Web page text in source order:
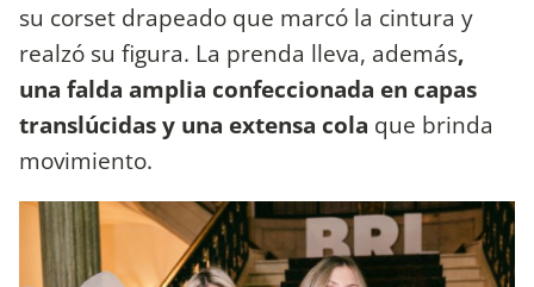
su corset drapeado que marcó la cintura y
realzó su figura. La prenda lleva, además,
una falda amplia confeccionada en capas
translúcidas y una extensa cola que brinda
movimiento.